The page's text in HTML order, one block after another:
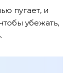
пугает, и
убежать,